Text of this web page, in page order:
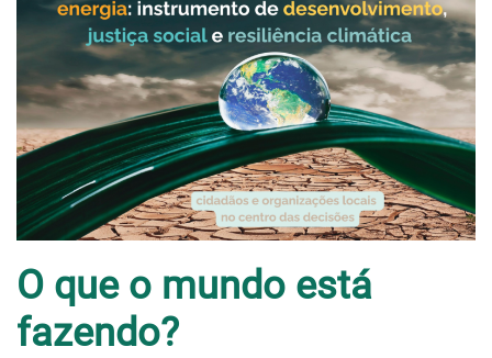
O que o mundo está
fazendo?